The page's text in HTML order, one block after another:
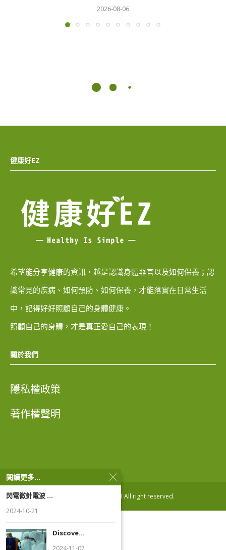
2026-08-06
健康好EZ
希望能分享健康的資訊，越是認識身體器官以及如何保養；認
識常見的疾病、如何預防、如何保養，才能落實在日常生活
中，記得好好照顧自己的身體健康。
照顧自己的身體，才是真正愛自己的表現！
關於我們
隱私權政策
著作權聲明
Copyright ® ezhealth123 All right reserved.
閱讀更多...
閃電微針電波 ...
2024-10-21
Discove...
2024-11-07